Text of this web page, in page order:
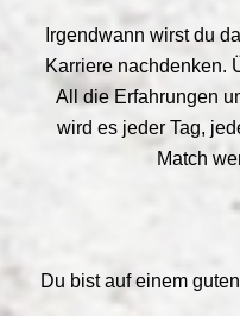
Irgendwann wirst du
Karriere nachdenken.
All die Erfahrungen
wird es jeder Tag,
Match
Du bist auf einem